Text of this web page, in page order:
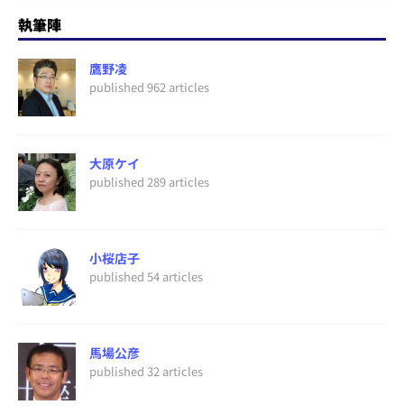
執筆陣
鷹野凌
published 962 articles
大原ケイ
published 289 articles
小桜店子
published 54 articles
馬場公彦
published 32 articles